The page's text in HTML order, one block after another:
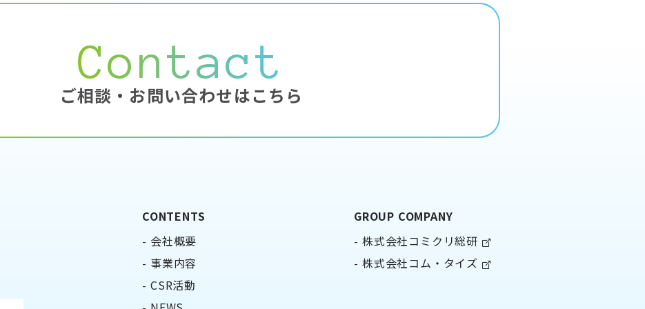
Contact
ご相談・お問い合わせはこちら
CONTENTS
会社概要
事業内容
CSR活動
GROUP COMPANY
株式会社コミクリ総研
株式会社コム・タイズ